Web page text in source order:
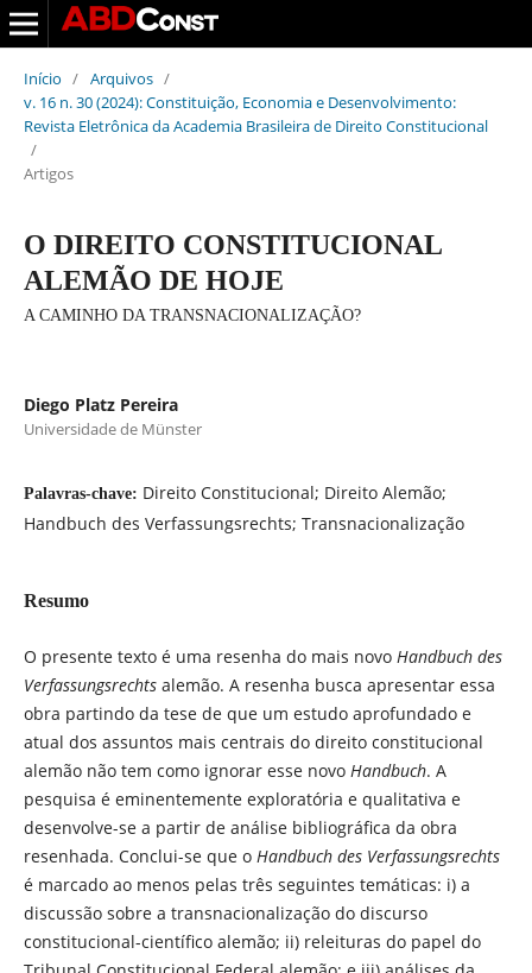
Início / Arquivos /
v. 16 n. 30 (2024): Constituição, Economia e Desenvolvimento:
Revista Eletrônica da Academia Brasileira de Direito Constitucional
/
Artigos
O DIREITO CONSTITUCIONAL
ALEMÃO DE HOJE
A CAMINHO DA TRANSNACIONALIZAÇÃO?
Diego Platz Pereira
Universidade de Münster
Palavras-chave: Direito Constitucional; Direito Alemão;
Handbuch des Verfassungsrechts; Transnacionalização
Resumo
O presente texto é uma resenha do mais novo Handbuch des
Verfassungsrechtsalemão. A resenha busca apresentar essa
obra partindo da tese de que um estudo aprofundado e
atual dos assuntos mais centrais do direito constitucional
alemão não tem como ignorar esse novo Handbuch. A
pesquisa é eminentemente exploratória e qualitativa e
desenvolve-se a partir de análise bibliográfica da obra
resenhada. Conclui-se que o Handbuch des Verfassungsrechts
é marcado ao menos pelas três seguintes temáticas: i) a
discussão sobre a transnacionalização do discurso
constitucional-científico alemão; ii) releituras do papel do